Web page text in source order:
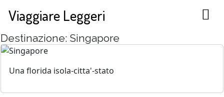
Viaggiare Leggeri
Destinazione: Singapore
Una florida isola-citta'-stato